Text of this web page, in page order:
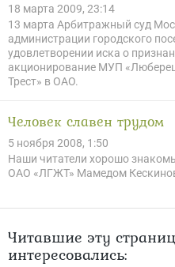
18 марта 2009, 23:14
13 марта Арбитражный суд
администрации городского
удовлетворении иска о
акционирование МУП
Трест» в ОАО.
Человек славен трудом
5 ноября 2008, 1:50
Наши читатели хорошо
ОАО «ЛГЖТ» Мамедом
Читавшие эту
интересовались: